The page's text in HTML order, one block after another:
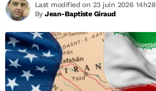
ByJean-Baptiste Giraud
Last modified on 23 juin 2026 14h28